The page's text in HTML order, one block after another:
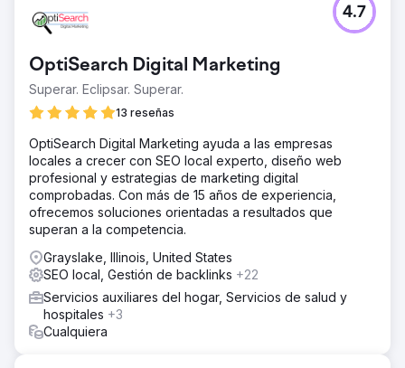
acompañado de un fuerte crecimiento en el número de
pacientes nuevos, permitió a la clínica expandir su base
de pacientes, principalmente desde Singapur, a toda la
región del sudeste asiático.
Ir a la página de la agencia
OptiSearch Digital Marketing
Superar. Eclipsar. Superar.
13 reseñas
4.7
OptiSearch Digital Marketing ayuda a las empresas
locales a crecer con SEO local experto, diseño web
profesional y estrategias de marketing digital
comprobadas. Con más de 15 años de experiencia,
ofrecemos soluciones orientadas a resultados que
superan a la competencia.
Grayslake, Illinois, United States
SEO local, Gestión de backlinks +22
Servicios auxiliares del hogar, Servicios de salud y
hospitales +3
Cualquiera